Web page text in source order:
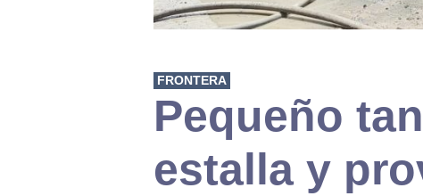
FRONTERA
Pequeño
estalla y